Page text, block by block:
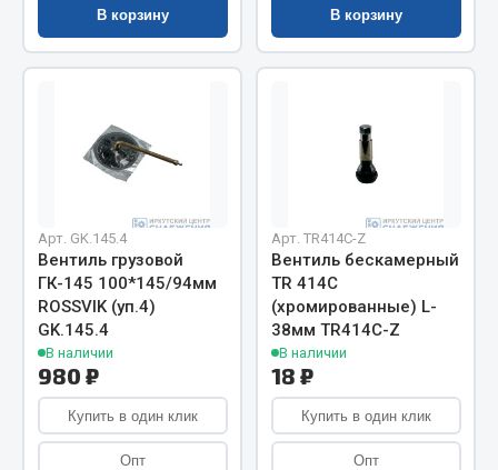
Весь раздел
Весь раздел
Кольца уплотнительные
Лента конвейерная
Манжеты
Паронит
Патрубки
Прокладки
Рукава высокого давления
В корзину В корзину
Арт. GK.145.4
Вентиль грузовой
ГК-145 100*145/94мм
ROSSVIK (уп.4)
GK.145.4
В наличии
980 ₽
Купить в один клик
Опт
Арт. TR414С-Z
Вентиль бескамерный
TR 414С
(хромированные) L-
38мм TR414С-Z
В наличии
18 ₽
Купить в один клик
Опт